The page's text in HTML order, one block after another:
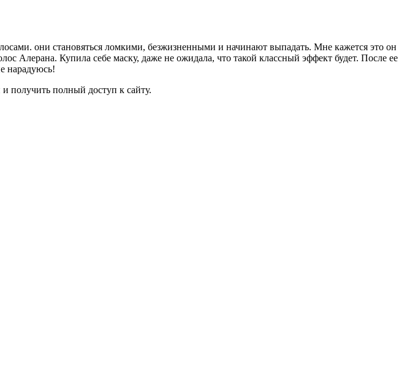
они становяться ломкими, безжизненными и начинают выпадать. Мне кажется это он
Алерана. Купила себе маску, даже не ожидала, что такой классный эффект будет. После ее
нарадуюсь!
получить полный доступ к сайту.